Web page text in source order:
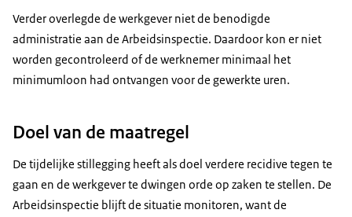
Verder overlegde de werkgever niet de benodigde
administratie aan de Arbeidsinspectie. Daardoor kon er niet
worden gecontroleerd of de werknemer minimaal het
minimumloon had ontvangen voor de gewerkte uren.
Doel van de maatregel
De tijdelijke stillegging heeft als doel verdere recidive tegen te
gaan en de werkgever te dwingen orde op zaken te stellen. De
Arbeidsinspectie blijft de situatie monitoren, want de